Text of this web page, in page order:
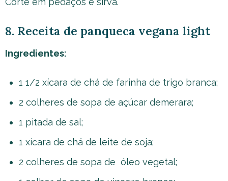
8. Receita de panqueca vegana light
Ingredientes:
1 1/2 xícara de chá de farinha de trigo branca;
2 colheres de sopa de açúcar demerara;
1 pitada de sal;
1 xícara de chá de leite de soja;
2 colheres de sopa de óleo vegetal;